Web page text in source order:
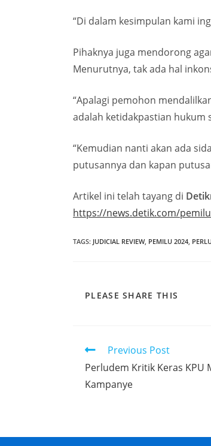
“Di dalam kesimpulan kami
Pihaknya juga mendorong
Menurutnya, tak ada hal
“Apalagi pemohon
adalah ketidakpastian hukum
“Kemudian nanti akan ada
putusannya dan kapan
Artikel ini telah tayang di
https://news.detik.com/
TAGS: JUDICIAL REVIEW, PEMILU 2024,
PLEASE SHARE THIS
Previous Post
Perludem Kritik Keras KPU
Kampanye